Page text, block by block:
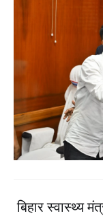
बिहार स्वास्थ्य